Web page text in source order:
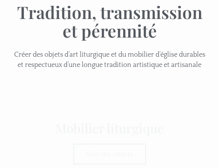
Tradition, transmission
et pérennité
Créer des objets d’art liturgique et du mobilier d’église durables
et respectueux d’une longue tradition artistique et artisanale